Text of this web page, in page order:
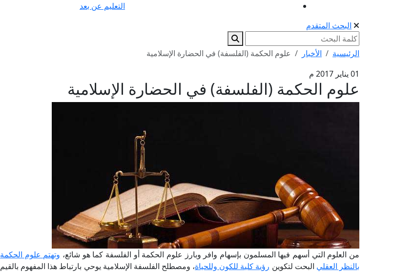
التعليم عن بعد
البحث المتقدم
الرئيسية الأخبار
علوم الحكمة (الفلسفة) في الحضارة الإسلامية
01 يناير 2017 م
علوم الحكمة (الفلسفة) في الحضارة الإسلامية
من العلوم التي أسهم فيها المسلمون بإسهام وافر وبارز علوم الحكمة أو الفلسفة كما هو شائع، وتهتم علوم الحكمة
بالنظر العقلي البحت لتكوين رؤية كلية للكون وللحياة، ومصطلح الفلسفة الإسلامية يوحي بارتباط هذا المفهوم بالقيم